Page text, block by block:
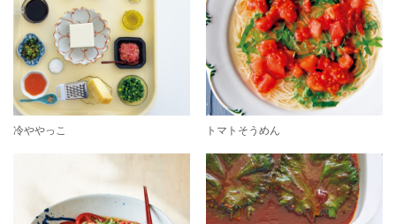
冷ややっこ トマトそうめん